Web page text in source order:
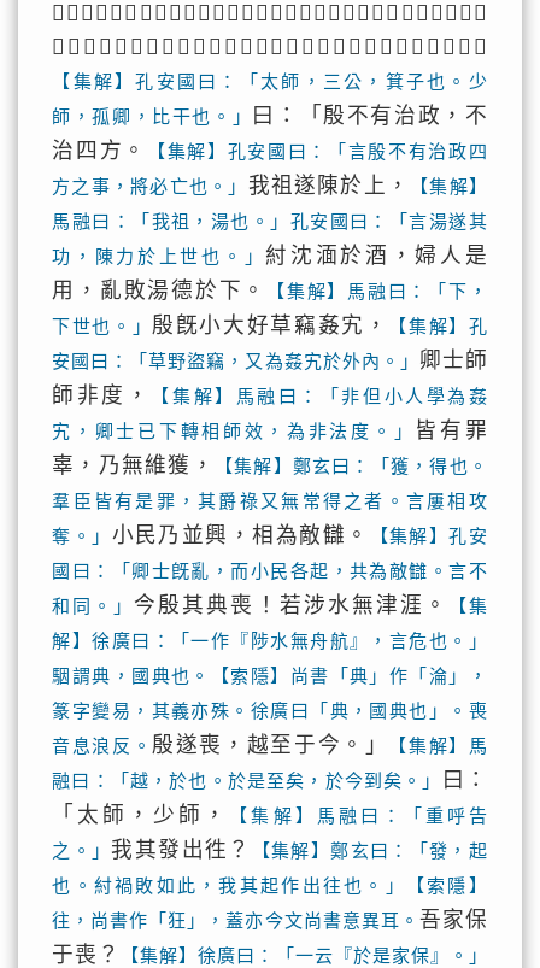
懼禍至，以告紂。紂曰：「我生不有命在天乎？是何能為！」於是微
子度紂終不可諫，欲死之，及去，未能自決，乃問於太師、少師
【集解】孔安國曰：「太師，三公，箕子也。少
師，孤卿，比干也。」
曰：「殷不有治政，不
治四方。
【集解】孔安國曰：「言殷不有治政四
方之事，將必亡也。」 我祖遂陳於上，
【集解】
馬融曰：「我祖，湯也。」孔安國曰：「言湯遂其
功，陳力於上世也。」紂沈湎於酒，婦人是
用，亂敗湯德於下。
【集解】馬融曰：「下，
下世也。」 殷旣小大好草竊姦宄，
【集解】孔
安國曰：「草野盜竊，又為姦宄於外內。」 卿士師
師非度，
【集解】馬融曰：「非但小人學為姦
宄，卿士已下轉相師效，為非法度。」 皆有罪
辜，乃無維獲，
【集解】鄭玄曰：「獲，得也。
羣臣皆有是罪，其爵祿又無常得之者。言屢相攻
奪。」 小民乃並興，相為敵讎。
【集解】孔安
國曰：「卿士旣亂，而小民各起，共為敵讎。言不
和同。」 今殷其典喪！若涉水無津涯。
【集
解】徐廣曰：「一作『陟水無舟航』，言危也。」
駰謂典，國典也。【索隱】尚書「典」作「淪」，
篆字變易，其義亦殊。徐廣曰「典，國典也」。喪
音息浪反。 殷遂喪，越至于今。」
【集解】馬
融曰：「越，於也。於是至矣，於今到矣。」
曰：
「太師，少師，
【集解】馬融曰：「重呼告
之。」 我其發出徃？
【集解】鄭玄曰：「發，起
也。紂禍敗如此，我其起作出往也。」【索隱】
往，尚書作「狂」，蓋亦今文尚書意異耳。 吾家保
于喪？
【集解】徐廣曰：「一云『於是家保』。」